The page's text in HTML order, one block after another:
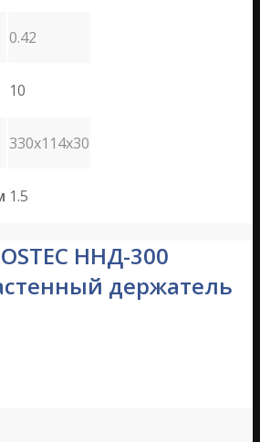
0.42
10
330х114х30
1.5
ННД-300
держатель